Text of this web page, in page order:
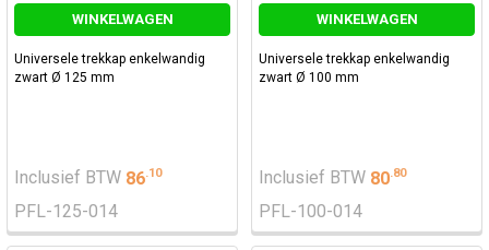
WINKELWAGEN
Universele trekkap enkelwandig
zwart Ø 125 mm
Inclusief BTW 86.10
PFL-125-014
WINKELWAGEN
Universele trekkap enkelwandig
zwart Ø 100 mm
Inclusief BTW 80.80
PFL-100-014